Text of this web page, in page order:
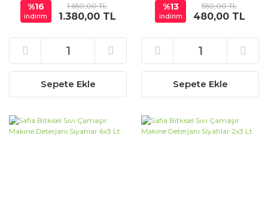
%16
indirim
1.650,00 TL
1.380,00 TL
Sepete Ekle
%13
indirim
550,00 TL
480,00 TL
Sepete Ekle